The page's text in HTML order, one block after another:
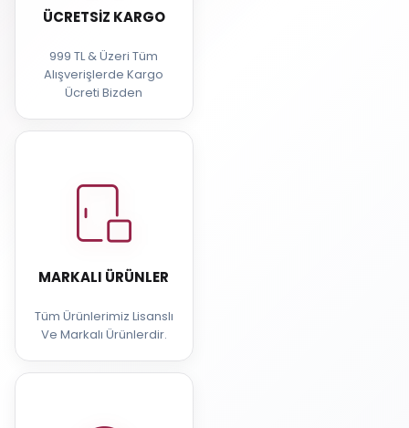
ÜCRETSIZ KARGO
999 TL & Üzeri Tüm
Alışverişlerde Kargo
Ücreti Bizden
MARKALI ÜRÜNLER
Tüm Ürünlerimiz Lisanslı
Ve Markalı Ürünlerdir.